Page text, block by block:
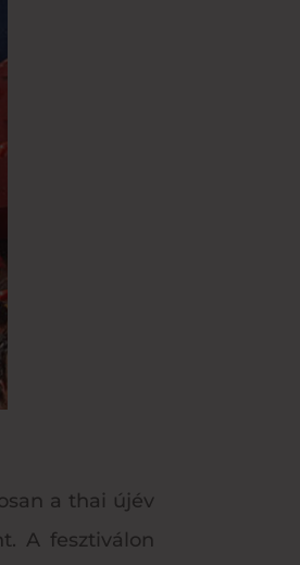
a thai újév
A fesztiválon